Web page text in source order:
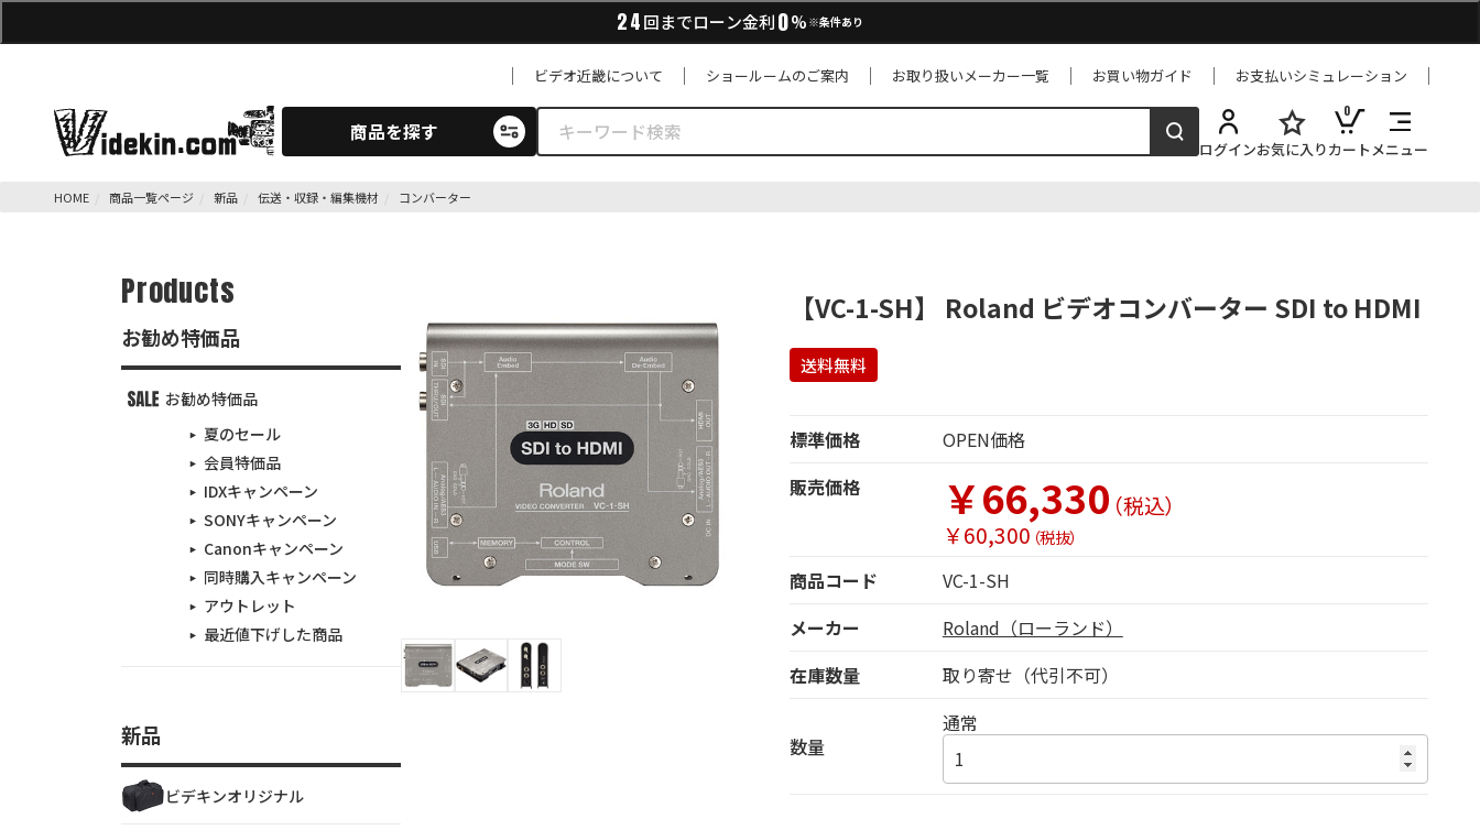
24回までローン金利0% ※条件あり
ビデオ近畿について ショールームのご案内 お取り扱いメーカー一覧 お買い物ガイド お支払いシミュレーション
商品を探す
ログインお気に入り
0
カートメニュー
HOME 商品一覧ページ 新品 伝送・収録・編集機材 コンバーター
【VC-1-SH】 Roland ビデオコンバーター SDI to HDMI
送料無料
標準価格
OPEN価格
販売価格
￥66,330 （税込）
￥60,300 （税抜）
商品コード
VC-1-SH
メーカー
Roland（ローランド）
在庫数量
取り寄せ（代引不可）
数量
通常
Products
お勧め特価品
お勧め特価品
夏のセール
会員特価品
IDXキャンペーン
SONYキャンペーン
Canonキャンペーン
同時購入キャンペーン
アウトレット
最近値下げした商品
新品
ビデキンオリジナル